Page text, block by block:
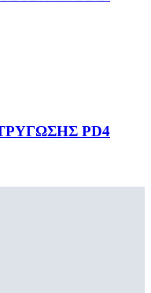
PD4